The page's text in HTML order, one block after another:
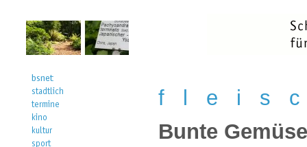
f l e i s c
Bunte